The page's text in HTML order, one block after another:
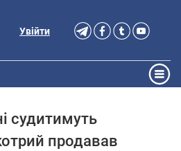
Увійти
судитимуть
продавав